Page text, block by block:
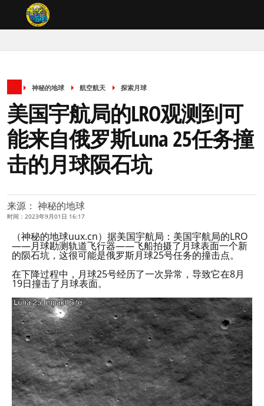
神秘的地球 航空航天 探索月球
美国宇航局的LRO观测到可
能来自俄罗斯Luna 25任务撞
击的月球陨石坑
来源： 神秘的地球
时间：2023年9月01日 16:17
（神秘的地球uux.cn）据美国宇航局：美国宇航局的LRO
——月球勘测轨道飞行器——飞船拍摄了月球表面一个新
的陨石坑，这很可能是俄罗斯月球25号任务的撞击点。
在下降过程中，月球25号经历了一次异常，导致它在8月
19日撞击了月球表面。